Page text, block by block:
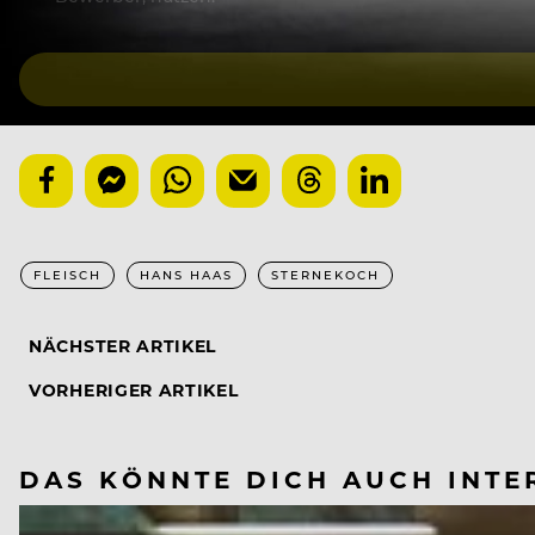
FLEISCH HANS HAAS STERNEKOCH
NÄCHSTER ARTIKEL
VORHERIGER ARTIKEL
DAS KÖNNTE DICH AUCH